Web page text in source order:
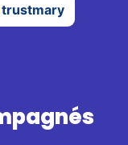
trustmary